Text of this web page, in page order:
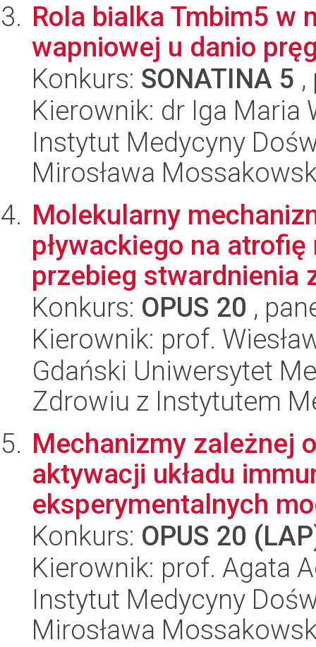
Rola bialka Tmbim5 w
wapniowej u danio
Konkurs: SONATINA 5
Kierownik: dr Iga Maria
Instytut Medycyny
Mirosława
Molekularny
pływackiego na
przebieg stwardnienia
Konkurs: OPUS 20 ,
Kierownik: prof.
Gdański Uniwersytet
Zdrowiu z Instytutem
Mechanizmy zależnej
aktywacji układu
eksperymentalnych
Konkurs: OPUS 20
Kierownik: prof. Agata
Instytut Medycyny
Mirosława